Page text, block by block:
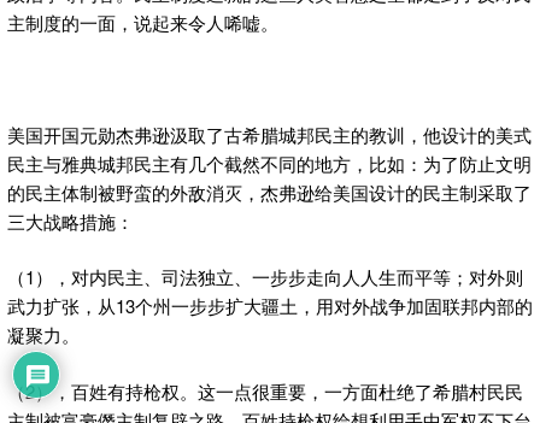
主制度的一面，说起来令人唏嘘。
美国开国元勋杰弗逊汲取了古希腊城邦民主的教训，他设计的美式
民主与雅典城邦民主有几个截然不同的地方，比如：为了防止文明
的民主体制被野蛮的外敌消灭，杰弗逊给美国设计的民主制采取了
三大战略措施：
（1），对内民主、司法独立、一步步走向人人生而平等；对外则
武力扩张，从13个州一步步扩大疆土，用对外战争加固联邦内部的
凝聚力。
（2），百姓有持枪权。这一点很重要，一方面杜绝了希腊村民民